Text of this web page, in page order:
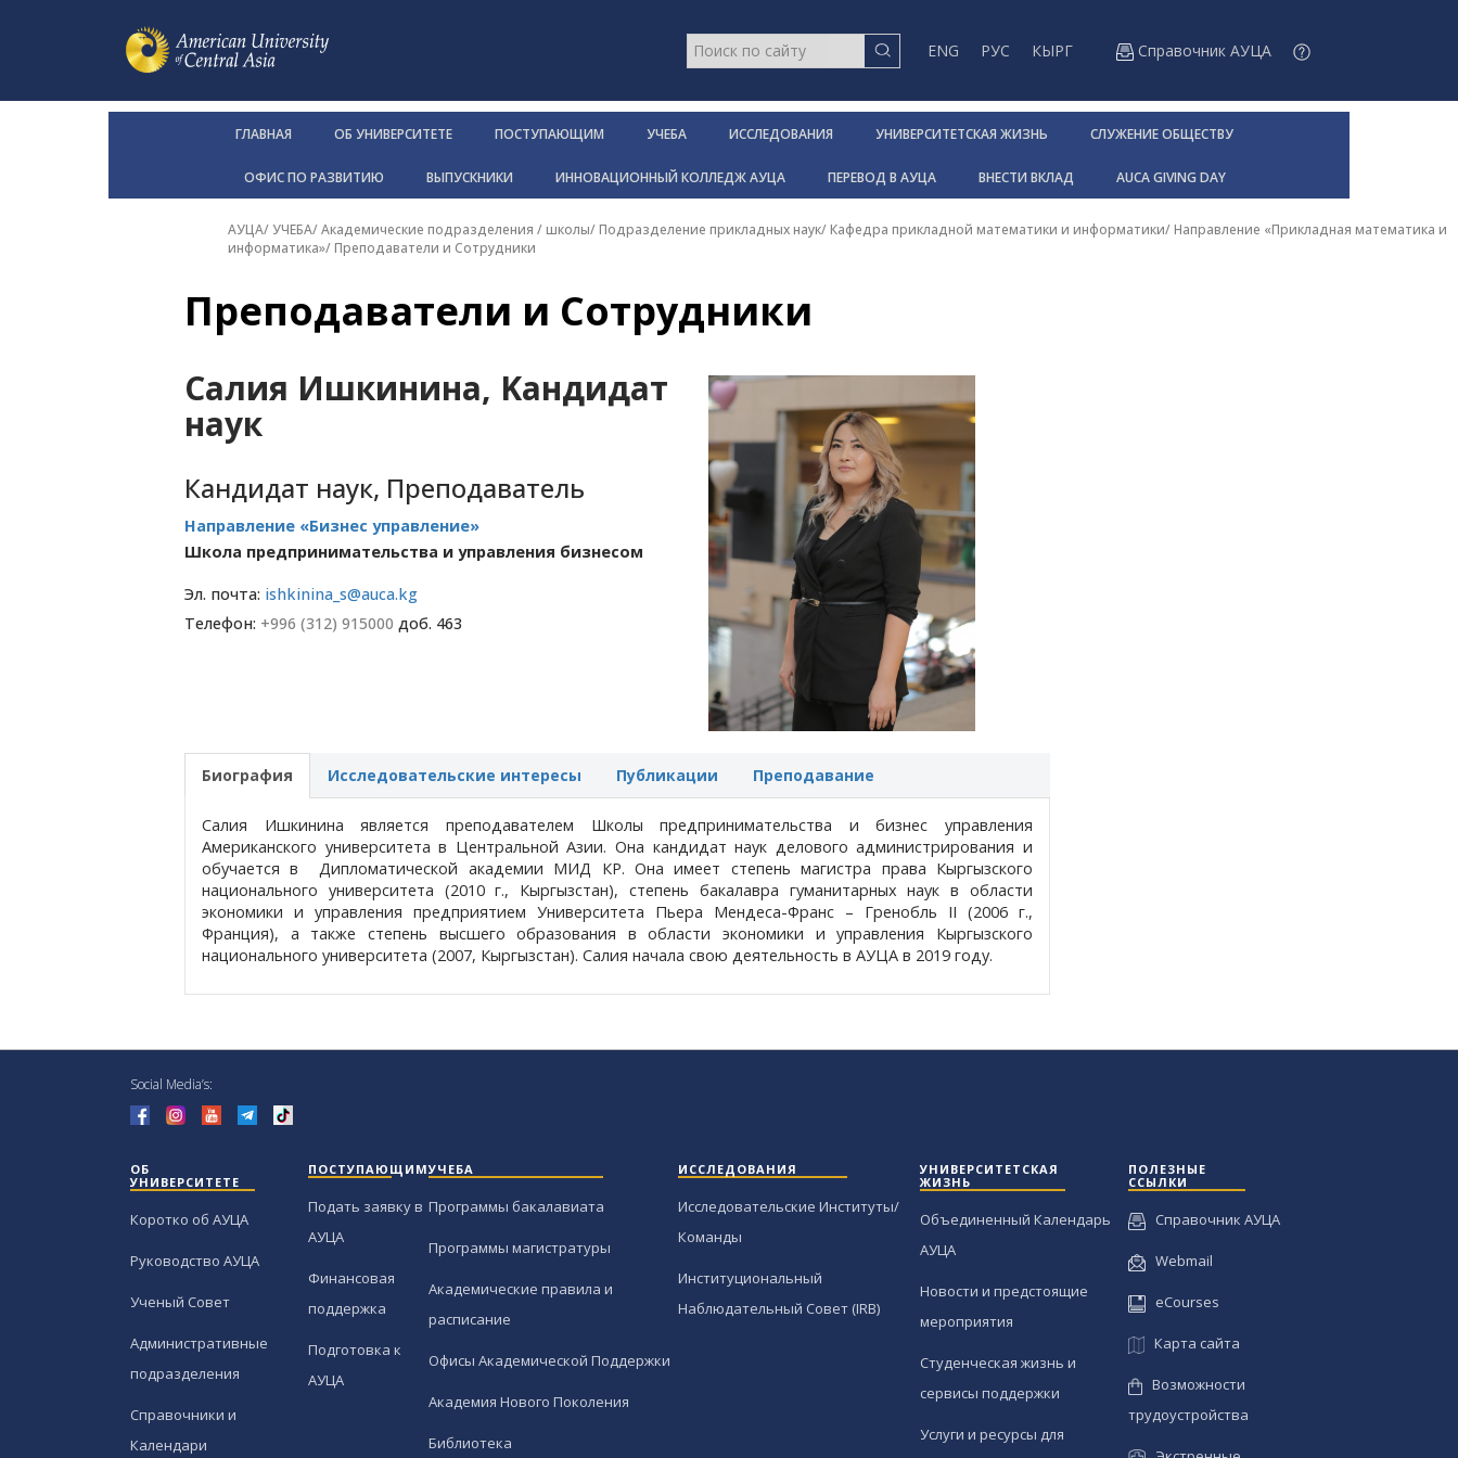
ENG РУС КЫРГ Справочник АУЦА
ГЛАВНАЯ ОБ УНИВЕРСИТЕТЕ ПОСТУПАЮЩИМ УЧЕБА ИССЛЕДОВАНИЯ УНИВЕРСИТЕТСКАЯ ЖИЗНЬ СЛУЖЕНИЕ ОБЩЕСТВУ
ОФИС ПО РАЗВИТИЮ ВЫПУСКНИКИ ИННОВАЦИОННЫЙ КОЛЛЕДЖ АУЦА ПЕРЕВОД В АУЦА ВНЕСТИ ВКЛАД AUCA GIVING DAY
АУЦА/ УЧЕБА/Академические подразделения / школы/Подразделение прикладных наук/Кафедра прикладной математики и информатики/Направление «Прикладная математика и
информатика»/Преподаватели и Сотрудники
Преподаватели и Сотрудники
Салия Ишкинина, Kандидат
наук
Кандидат наук, Преподаватель
Направление «Бизнес управление»
Школа предпринимательства и управления бизнесом
Эл. почта: ishkinina_s@auca.kg
Телефон: +996 (312) 915000 доб. 463
Биография Исследовательские интересы Публикации Преподавание
Салия Ишкинина является преподавателем Школы предпринимательства и бизнес управления
Американского университета в Центральной Азии. Она кандидат наук делового администрирования и
обучается в Дипломатической академии МИД КР. Она имеет степень магистра права Кыргызского
национального университета (2010 г., Кыргызстан), степень бакалавра гуманитарных наук в области
экономики и управления предприятием Университета Пьера Мендеса-Франс – Гренобль II (2006 г.,
Франция), а также степень высшего образования в области экономики и управления Кыргызского
национального университета (2007, Кыргызстан). Салия начала свою деятельность в АУЦА в 2019 году.
Social Media’s:
ОБ
УНИВЕРСИТЕТЕ
Коротко об АУЦА
Руководство АУЦА
Ученый Совет
Административные
подразделения
Справочники и
Календари
ПОСТУПАЮЩИМ
Подать заявку в
АУЦА
Финансовая
поддержка
Подготовка к
АУЦА
УЧЕБА
Программы бакалавиата
Программы магистратуры
Академические правила и
расписание
Офисы Академической Поддержки
Академия Нового Поколения
Библиотека
ИССЛЕДОВАНИЯ
Исследовательские Институты/
Команды
Институциональный
Наблюдательный Совет (IRB)
УНИВЕРСИТЕТСКАЯ
ЖИЗНЬ
Объединенный Календарь
АУЦА
Новости и предстоящие
мероприятия
Студенческая жизнь и
сервисы поддержки
Услуги и ресурсы для
ПОЛЕЗНЫЕ
ССЫЛКИ
Справочник АУЦА
Webmail
eCourses
Карта сайта
Возможности
трудоустройства